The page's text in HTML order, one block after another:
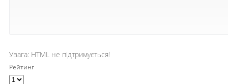
Увага: HTML не підтримується!
Рейтинг